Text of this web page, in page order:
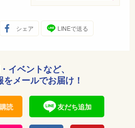
シェア LINEで送る
イベントなど、
メールでお届け！
読 友だち追加